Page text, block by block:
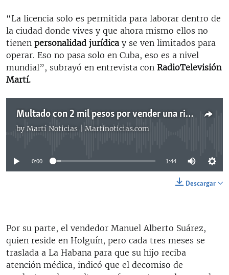
“La licencia solo es permitida para laborar dentro de
la ciudad donde vives y que ahora mismo ellos no
tienen personalidad jurídica y se ven limitados para
operar. Eso no pasa solo en Cuba, eso es a nivel
mundial”, subrayó en entrevista con RadioTelevisión
Martí.
Multado con 2 mil pesos por vender una ristra de ajos
by Martí Noticias | Martinoticias.com
No media source currently available
0:00 1:44
Descargar
Por su parte, el vendedor Manuel Alberto Suárez,
quien reside en Holguín, pero cada tres meses se
traslada a La Habana para que su hijo reciba
atención médica, indicó que el decomiso de